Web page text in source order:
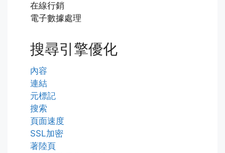
在線行銷
電子數據處理
搜尋引擎優化
內容
連結
元標記
搜索
頁面速度
SSL加密
著陸頁